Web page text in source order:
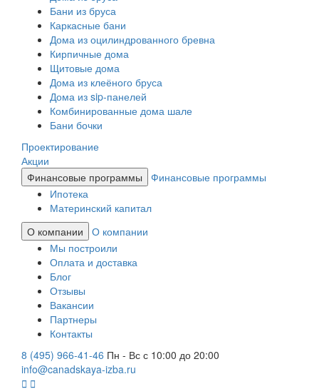
Бани из бруса
Каркасные бани
Дома из оцилиндрованного бревна
Кирпичные дома
Щитовые дома
Дома из клеёного бруса
Дома из sip-панелей
Комбинированные дома шале
Бани бочки
Проектирование
Акции
Финансовые программы
Финансовые программы
Ипотека
Материнский капитал
О компании
О компании
Мы построили
Оплата и доставка
Блог
Отзывы
Вакансии
Партнеры
Контакты
8 (495) 966-41-46 Пн - Вс с 10:00 до 20:00
info@canadskaya-izba.ru